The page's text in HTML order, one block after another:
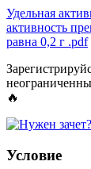
Удельная
активность
равна 0,2 г .pdf
🔥
Условие